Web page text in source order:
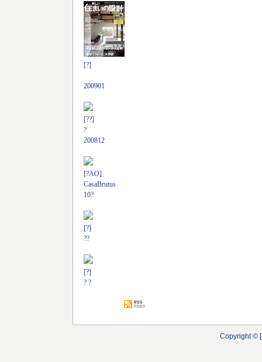
[?]
200901
[??]
?
200812
[?AO]
CasaBrutus
10?
[?]
??
[?]
? ?
Copyright ©